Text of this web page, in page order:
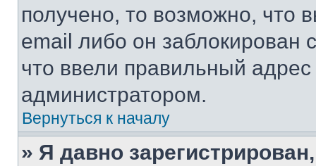
получено, то возможно, что
email либо он
что ввели правильный адрес
администратором.
Вернуться к началу
» Я давно